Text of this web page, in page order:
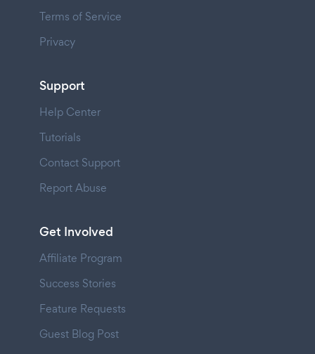
Terms of Service
Privacy
Support
Help Center
Tutorials
Contact Support
Report Abuse
Get Involved
Affiliate Program
Success Stories
Feature Requests
Guest Blog Post